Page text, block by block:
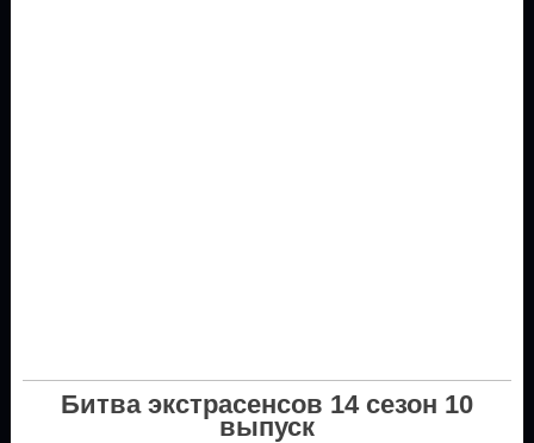
Битва экстрасенсов 14 сезон 10
выпуск